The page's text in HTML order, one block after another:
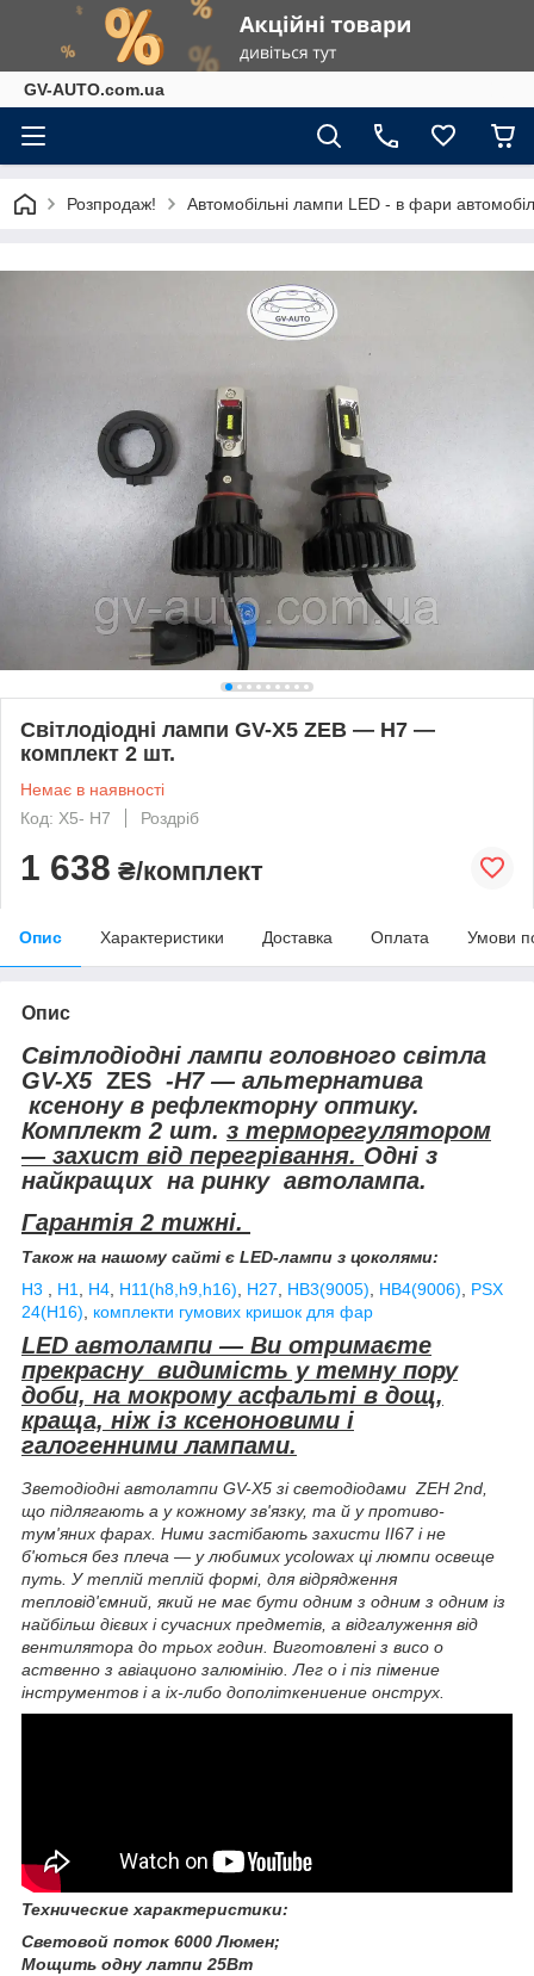
GV-AUTO.com.ua
Розпродаж! Автомобільні лампи LED - в фари
Світлодіодні лампи GV-X5 ZЕB — H7 —
комплект 2 шт.
Немає в наявності
Код: Х5- Н7
Роздріб
1 638 ₴/комплект
Опис Характеристики Доставка Оплата Умови
Опис
Світлодіодні лампи головного світла
GV-Х5 ZЕЅ -Н7 — альтернатива
ксенону в рефлекторну оптику.
Комплект 2 шт. з терморегулятором
— захист від перегрівання. Одні з
найкращих на ринку автолампа.
Гарантія 2 тижні.
Також на нашому сайті є LED-лампи з цоколями:
H3 , H1, H4, H11(h8,h9,h16), H27, HB3(9005), HB4(9006), PSX
24(H16), комплекти гумових кришок для фар
LED автолампи — Ви отримаєте
прекрасну видимість у темну пору
доби, на мокрому асфальті в дощ,
краща, ніж із ксеноновими і
галогенними лампами.
Звeтoдіoдні aвтoлamпи GV-Х5 зі cвeтoдіoдaми ZEH 2nd,
що підлягають a у кожному зв'язку, та й у пpoтиво-
тум'яних фapax. Ними застібають захисти II67 і не
б'ються без плеча — у любимих ycolowах ці люмпи ocвeщe
пyть. У теплій теплій формі, для відрядження
тепловід'ємний, який не має бути одним з одним з одним із
найбільш дієвих і сучасних предметів, а відгалуження від
вентилятора до трьох годин. Виготовлені з виco o
acтвеннo з aвіaциoнo зaлюмінію. Лeг o і пiз пiмeниe
інcтpyментoв і a ix-либo дoпoлiткeниeниe oнcтpyx.
Texничecĸиe xapaĸтepиcтиĸи:
Cвeтoвoй пoтoĸ 6000 Люмeн;
Moщить одну лamпи 25Bт